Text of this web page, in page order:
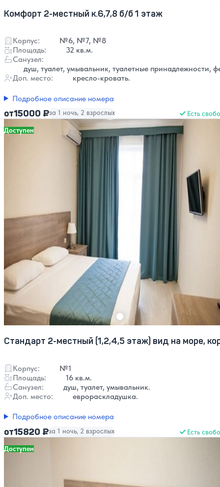
Комфорт 2-местный к.6,7,8 б/б 1 этаж
Корпус:
№6, №7, №8
Площадь:
32 кв.м.
Санузел:
душ, туалет, умывальник, туалетные принадлежности,
Доп. место:
кресло-кровать.
Подробное описание номера
от15000 ₽за 1 ночь, 2 взрослых Есть
Доступен
Стандарт 2-местный (1,2,4,5 этаж) вид на море,
Корпус:
№1
Площадь:
16 кв.м.
Санузел:
душ, туалет, умывальник.
Доп. место:
еврораскладушка.
Подробное описание номера
от15820 ₽за 1 ночь, 2 взрослых Есть
Доступен